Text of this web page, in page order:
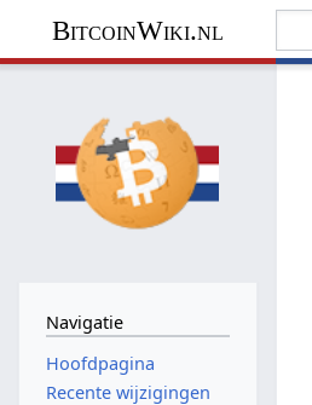
BitcoinWiki.nl
Navigatie
Hoofdpagina
Recente wijzigingen